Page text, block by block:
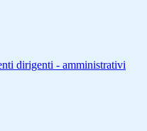
dirigenti - amministrativi